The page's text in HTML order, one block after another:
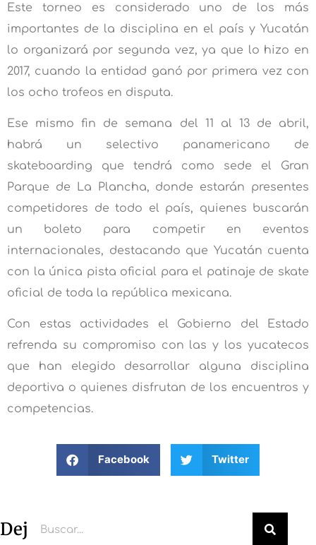
Este torneo es considerado uno de los más
importantes de la disciplina en el país y Yucatán
lo organizará por segunda vez, ya que lo hizo en
2017, cuando la entidad ganó por primera vez con
los ocho trofeos en disputa.
Ese mismo fin de semana del 11 al 13 de abril,
habrá un selectivo panamericano de
skateboarding que tendrá como sede el Gran
Parque de La Plancha, donde estarán presentes
competidores de todo el país, quienes buscarán
un boleto para competir en eventos
internacionales, destacando que Yucatán cuenta
con la única pista oficial para el patinaje de skate
oficial de toda la república mexicana.
Con estas actividades el Gobierno del Estado
refrenda su compromiso con las y los yucatecos
que han elegido desarrollar alguna disciplina
deportiva o quienes disfrutan de los encuentros y
competencias.
Facebook Twitter
Deja un comentario